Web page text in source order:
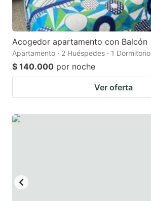
Acogedor apartamento con Balcón
Apartamento · 2 Huéspedes · 1 Dormitorio
$ 140.000 por noche
Ver oferta